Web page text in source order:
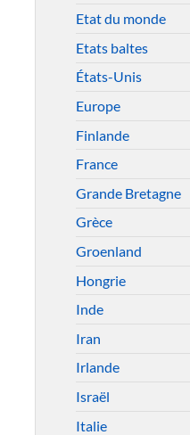
Etat du monde
Etats baltes
États-Unis
Europe
Finlande
France
Grande Bretagne
Grèce
Groenland
Hongrie
Inde
Iran
Irlande
Israël
Italie